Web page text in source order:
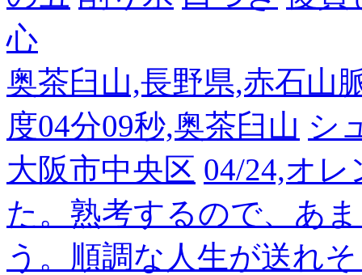
心
奥茶臼山,長野県,赤石山
度04分09秒,奥茶臼山 シ
大阪市中央区 04/24,オ
た。熟考するので、あ
う。順調な人生が送れ